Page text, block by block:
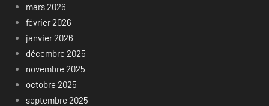
mars 2026
février 2026
janvier 2026
décembre 2025
novembre 2025
octobre 2025
septembre 2025